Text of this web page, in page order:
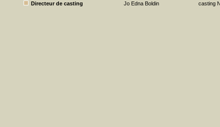
Directeur de casting
Jo Edna Boldin casting